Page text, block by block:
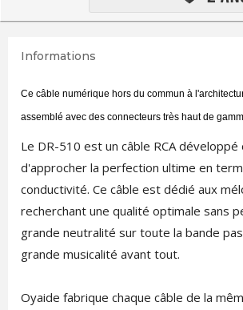
Informations
Ce câble numérique hors du commun à
assemblé avec des connecteurs très haut de
Le DR-510 est un câble RCA développé
d'approcher la perfection ultime en
conductivité. Ce câble est dédié aux
recherchant une qualité optimale sans
grande neutralité sur toute la bande
grande musicalité avant tout.
Oyaide fabrique chaque câble de la